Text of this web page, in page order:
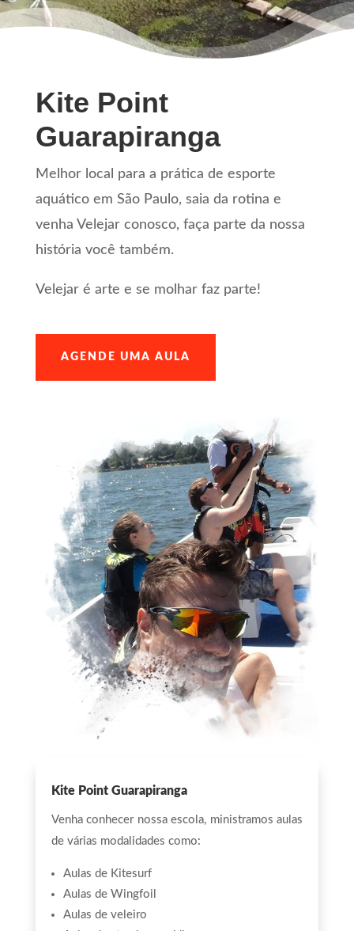
Kite Point
Guarapiranga
Melhor local para a prática de esporte
aquático em São Paulo, saia da rotina e
venha Velejar conosco, faça parte da nossa
história você também.
Velejar é arte e se molhar faz parte!
AGENDE UMA AULA
Kite Point Guarapiranga
Venha conhecer nossa escola, ministramos aulas
de várias modalidades como:
Aulas de Kitesurf
Aulas de Wingfoil
Aulas de veleiro